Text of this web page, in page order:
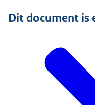
Dit document is